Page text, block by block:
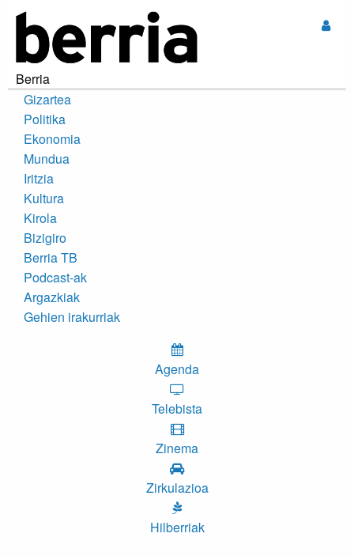
Berria
Gizartea
Politika
Ekonomia
Mundua
Iritzia
Kultura
Kirola
Bizigiro
Berria TB
Podcast-ak
Argazkiak
Gehien irakurriak
Agenda
Telebista
Zinema
Zirkulazioa
Hilberriak